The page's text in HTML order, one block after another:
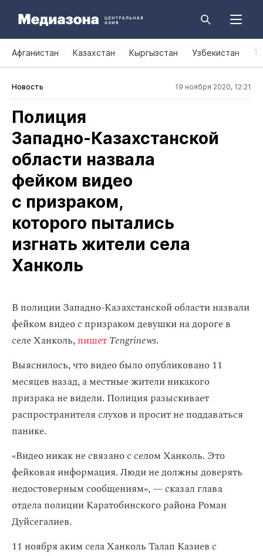
Афганистан Казахстан Кыргызстан Узбекистан
Новость 19 ноября 2020, 12:21
Полиция
Западно‑Казахстанской
области назвала
фейком видео
с призраком,
которого пытались
изгнать жители села
Ханколь
В полиции Западно-Казахстанской области назвали
фейком видео с призраком девушки на дороге в
селе Ханколь,пишетTengrinews.
Выяснилось, что видео было опубликовано 11
месяцев назад, а местные жители никакого
призрака не видели. Полиция разыскивает
распространителя слухов и просит не поддаваться
панике.
«Видео никак не связано с селом Ханколь. Это
фейковая информация. Люди не должны доверять
недостоверным сообщениям», — сказал глава
отдела полиции Каратобинского района Роман
Дуйсегалиев.
11 ноября аким села Ханколь Талап Казиев с